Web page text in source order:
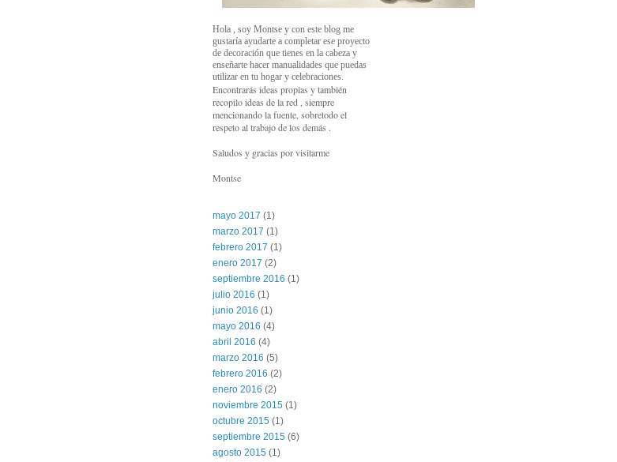
Hola , soy Montse y con este blog me
gustaría ayudarte a completar ese proyecto
de decoración que tienes en la cabeza y
enseñarte hacer manualidades que puedas
utilizar en tu hogar y celebraciones.
Encontrarás ideas propias y también
recopilo ideas de la red , siempre
mencionando la fuente, sobretodo el
respeto al trabajo de los demás .
Saludos y gracias por visitarme
Montse
mayo 2017 (1)
marzo 2017 (1)
febrero 2017 (1)
enero 2017 (2)
septiembre 2016 (1)
julio 2016 (1)
junio 2016 (1)
mayo 2016 (4)
abril 2016 (4)
marzo 2016 (5)
febrero 2016 (2)
enero 2016 (2)
noviembre 2015 (1)
octubre 2015 (1)
septiembre 2015 (6)
agosto 2015 (1)